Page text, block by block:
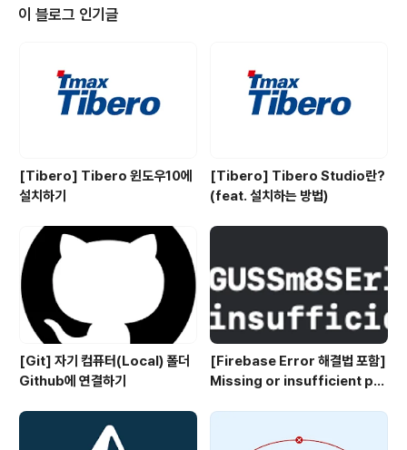
ster app-routing.modules.ts Routes에 원하는 en
dPoint와 component(화면)들을 세팅해줍니다. const
이 블로그 인기글
[Tibero] Tibero 윈도우10에
설치하기
[Tibero] Tibero Studio란?
(feat. 설치하는 방법)
[Git] 자기 컴퓨터(Local) 폴더
Github에 연결하기
[Firebase Error 해결법 포함]
Missing or insufficient per